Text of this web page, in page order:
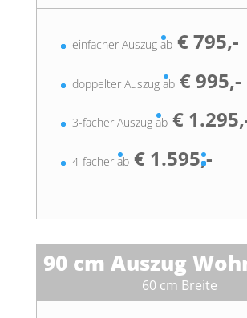
einfacher Auszug ab€ 795,-
doppelter Auszug ab€ 995,-
3-facher Auszug ab€
4-facher ab€ 1.595,-
90 cm Auszug
60 cm Breite